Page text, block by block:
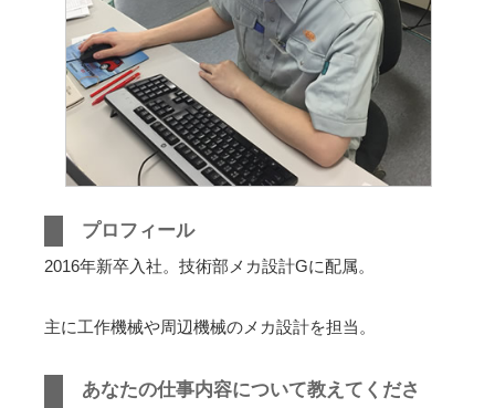
プロフィール
2016年新卒入社。技術部メカ設計Gに配属。
主に工作機械や周辺機械のメカ設計を担当。
あなたの仕事内容について教えてくださ